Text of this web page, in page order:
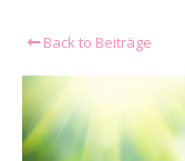
Back to Beiträge